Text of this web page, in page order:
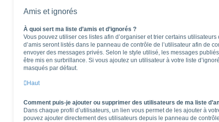
Amis et ignorés
À quoi sert ma liste d’amis et d’ignorés ?
Vous pouvez utiliser ces listes afin d’organiser et trier certains
d’amis seront listés dans le panneau de contrôle de l’utilisateur afin de
envoyer des messages privés. Selon le style utilisé, les messages
être mis en surbrillance. Si vous ajoutez un utilisateur à votre liste
masqués par défaut.
Haut
Comment puis-je ajouter ou supprimer des utilisateurs de ma liste
Dans chaque profil d’utilisateurs, un lien vous permet de les ajouter à
pouvez ajouter directement des utilisateurs depuis le panneau de